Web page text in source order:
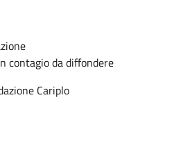
contagio da diffondere
Cariplo